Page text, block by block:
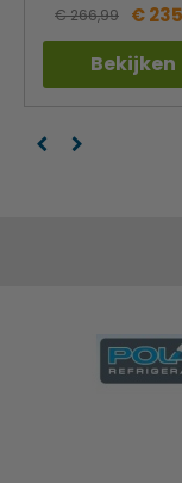
€ 266,99 €
Bekijken